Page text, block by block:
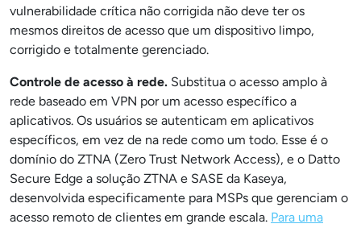
vulnerabilidade crítica não corrigida não deve ter os
mesmos direitos de acesso que um dispositivo limpo,
corrigido e totalmente gerenciado.
Controle de acesso à rede. Substitua o acesso amplo à
rede baseado em VPN por um acesso específico a
aplicativos. Os usuários se autenticam em aplicativos
específicos, em vez de na rede como um todo. Esse é o
domínio do ZTNA (Zero Trust Network Access), e o Datto
Secure Edge a solução ZTNA e SASE da Kaseya,
desenvolvida especificamente para MSPs que gerenciam o
acesso remoto de clientes em grande escala. Para uma